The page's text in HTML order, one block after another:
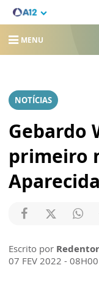
MENU
NOTÍCIAS
Gebardo
primeiro
Aparecida
Escrito por
07 FEV 2022 -